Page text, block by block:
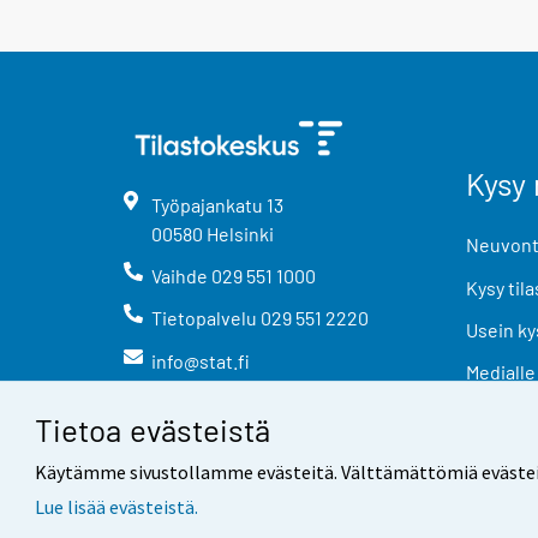
Tietoa evästeistä
Käytämme sivustollamme evästeitä. Välttämättömiä
Lue lisää evästeistä.
Työpajankatu 13
00580 Helsinki
Vaihde 029 551 1000
Tietopalvelu 029 551 2220
info@stat.fi
Kysy
Usein
Medialle